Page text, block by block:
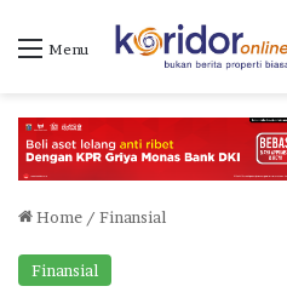
Menu
Home / Finansial
Finansial